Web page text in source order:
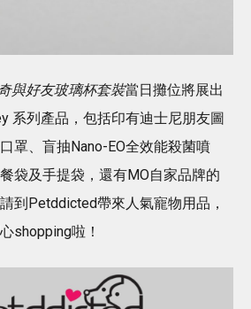
與好友玻璃杯套裝當日攤位將展出
系列產品，包括印有迪士尼朋友圖
罩、盲抽Nano-EO全效能殺菌噴
袋及手提袋，還有MO自家品牌的
到Petddicted帶來人氣寵物用品，
shopping啦！